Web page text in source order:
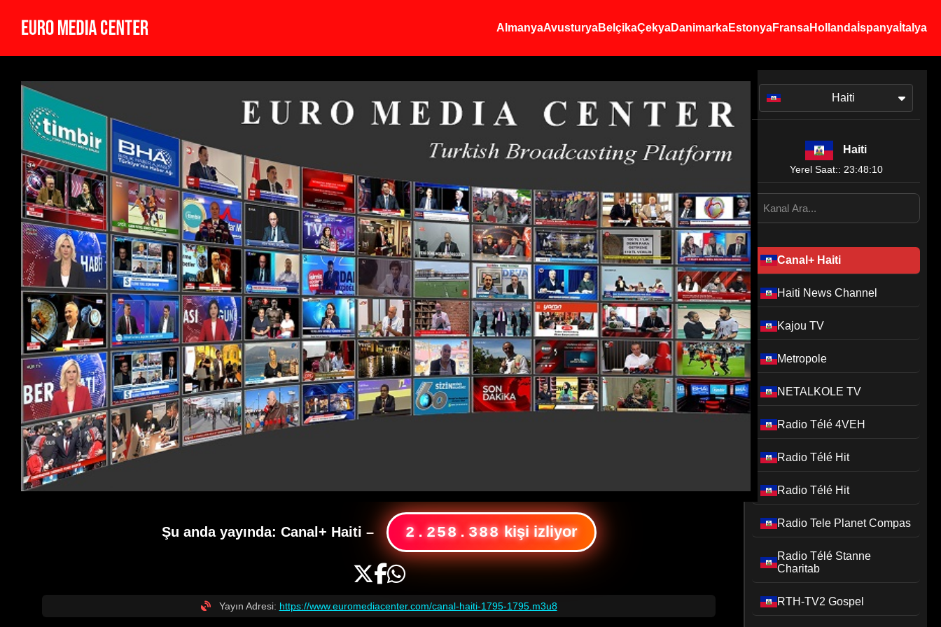
AlmanyaAvusturyaBelçikaÇekyaDanimarkaEstonyaFransaHollanda İspanya İtalya
Şu anda yayında: Canal+ Haiti – 2.258.388kişi izliyor
Yayın Adresi: https://www.euromediacenter.com/canal-haiti-1795-1795.m3u8
Haiti
Haiti
Yerel Saat:: 23:48:10
Canal+ Haiti
Haiti News Channel
Kajou TV
Metropole
NETALKOLE TV
Radio Télé 4VEH
Radio Télé Hit
Radio Télé Hit
Radio Tele Planet Compas
Radio Télé Stanne
Charitab
RTH-TV2 Gospel